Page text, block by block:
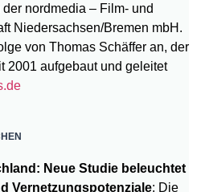
nordmedia – Film- und
Niedersachsen/Bremen mbH.
von Thomas Schäffer an, der
2001 aufgebaut und geleitet
Neue Studie beleuchtet
Vernetzungspotenziale: Die